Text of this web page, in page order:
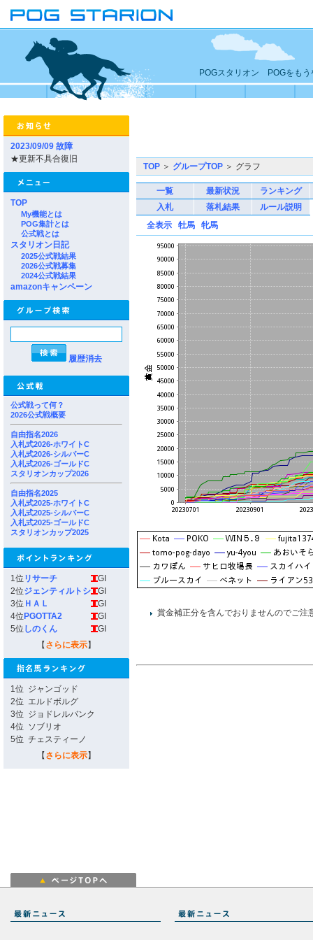
POGスタリオン POGをもう
2023/09/09 故障
★更新不具合復旧
TOP
My機能とは
POG集計とは
公式戦とは
スタリオン日記
2025公式戦結果
2026公式戦募集
2024公式戦結果
amazonキャンペーン
履歴消去
公式戦って何？
2026公式戦概要
自由指名2026
入札式2026-ホワイトC
入札式2026-シルバーC
入札式2026-ゴールドC
スタリオンカップ2026
自由指名2025
入札式2025-ホワイトC
入札式2025-シルバーC
入札式2025-ゴールドC
スタリオンカップ2025
1位 リサーチ
GI
2位ジェンティルトシ
GI
3位 ＨＡＬ
GI
4位 PGOTTA2
GI
5位 しのくん
GI
【 さらに表示】
1位 ジャンゴッド
2位 エルドボルグ
3位 ジョドレルバンク
4位 ソブリオ
5位 チェスティーノ
【 さらに表示】
TOP ＞ グループTOP ＞ グラフ
一覧 最新状況
ランキング
入札
落札結果
ルール説明
全表示
牡馬 牝馬
賞金補正分を含んでおりませんのでご注